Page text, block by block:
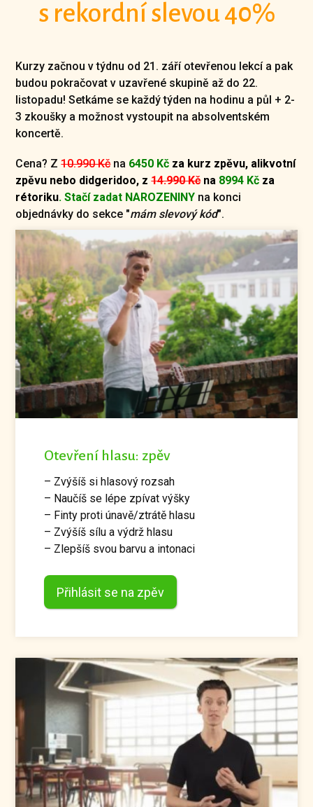
s rekordní slevou 40%
Kurzy začnou v týdnu od 21. září otevřenou lekcí a pak
budou pokračovat v uzavřené skupině až do 22.
listopadu! Setkáme se každý týden na hodinu a půl + 2-
3 zkoušky a možnost vystoupit na absolventském
koncertě.
Cena? Z10.990 Kčna 6450 Kč za kurz zpěvu, alikvotní
zpěvu nebo didgeridoo, z14.990 Kčna 8994 Kč za
rétoriku. Stačí zadat NAROZENINY na konci
objednávky do sekce "mám slevový kód".
Otevření hlasu: zpěv
– Zvýšíš si hlasový rozsah
– Naučíš se lépe zpívat výšky
– Finty proti únavě/ztrátě hlasu
– Zvýšíš sílu a výdrž hlasu
– Zlepšíš svou barvu a intonaci
Přihlásit se na zpěv